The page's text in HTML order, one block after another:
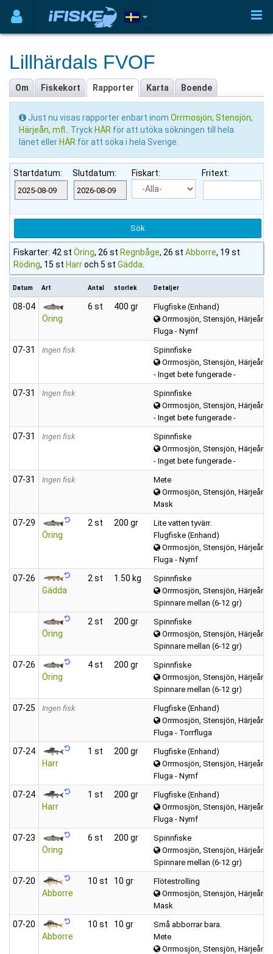
Lillhärdals FVOF
Om Fiskekort Rapporter Karta Boende
Just nu visas rapporter enbart inom Orrmosjön, Stensjön,
Härjeån, mfl.
. Tryck HÄR för att utöka sökningen till hela
länet eller HÄR för att söka i hela Sverige.
Startdatum: Slutdatum: Fiskart: Fritext:
Fiskarter: 42 st Öring, 26 st Regnbåge, 26 st Abborre, 19 st
Röding, 15 st Harroch 5 st Gädda
Datum Art Antal storlek Detaljer
08‑04
Öring
6 st 400 gr
Flugfiske (Enhand)
Orrmosjön, Stensjön, Härjeån,
Fluga - Nymf
07‑31 Ingen fisk
Spinnfiske
Orrmosjön, Stensjön, Härjeån,
- Inget bete fungerade -
07‑31 Ingen fisk
Spinnfiske
Orrmosjön, Stensjön, Härjeån,
- Inget bete fungerade -
07‑31 Ingen fisk
Spinnfiske
Orrmosjön, Stensjön, Härjeån,
- Inget bete fungerade -
07‑31 Ingen fisk
Mete
Orrmosjön, Stensjön, Härjeån,
Mask
07‑29
Öring
2 st 200 gr
Lite vatten tyvärr.
Flugfiske (Enhand)
Orrmosjön, Stensjön, Härjeån,
Fluga - Nymf
07‑26
Gädda
2 st 1.50 kg
Spinnfiske
Orrmosjön, Stensjön, Härjeån,
Spinnare mellan (6-12 gr)
Öring
2 st 200 gr
Spinnfiske
Orrmosjön, Stensjön, Härjeån,
Spinnare mellan (6-12 gr)
07‑26
Öring
4 st 200 gr
Spinnfiske
Orrmosjön, Stensjön, Härjeån,
Spinnare mellan (6-12 gr)
07‑25 Ingen fisk
Flugfiske (Enhand)
Orrmosjön, Stensjön, Härjeån,
Fluga - Torrfluga
07‑24
Harr
1 st 200 gr
Flugfiske (Enhand)
Orrmosjön, Stensjön, Härjeån,
Fluga - Nymf
07‑24
Harr
1 st 200 gr
Flugfiske (Enhand)
Orrmosjön, Stensjön, Härjeån,
Fluga - Nymf
07‑23
Öring
6 st 200 gr
Spinnfiske
Orrmosjön, Stensjön, Härjeån,
Spinnare mellan (6-12 gr)
07‑20
Abborre
10 st 10 gr
Flötestrolling
Orrmosjön, Stensjön, Härjeån,
Mask
07‑20
Abborre
10 st 10 gr
Små abborrar bara.
Mete
Orrmosjön, Stensjön, Härjeån,